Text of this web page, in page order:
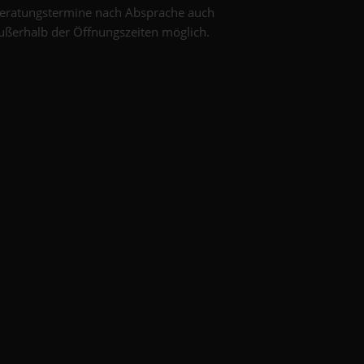
nach Absprache auch
der Öffnungszeiten möglich.